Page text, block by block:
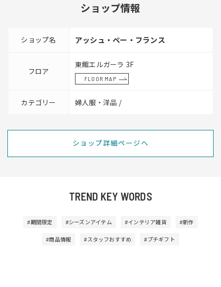
ショップ情報
ショップ名 アッシュ・ペー・フランス
フロア
東館エルガーラ 3F
FLOOR MAP
カテゴリー 婦人服・洋品 /
ショップ詳細ページへ
TREND KEY WORDS
#期間限定 #シーズンアイテム #インテリア雑貨 #新作
#商品情報 #スタッフおすすめ #プチギフト